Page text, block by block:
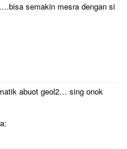
semakin mesra dengan si
abuot geol2… sing onok